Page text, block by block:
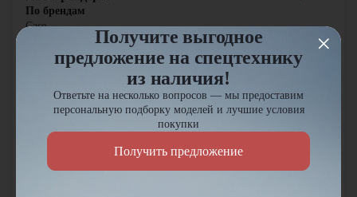
По брендам
Case
Komatsu
John Deere
SDLG
XGMA
Sinomach
Zoomlion
Получите выгодное
предложение на спецтехнику
из наличия!
Ответьте на несколько вопросов — мы предоставим
персональную подборку моделей и лучшие условия
покупки
Получить предложение